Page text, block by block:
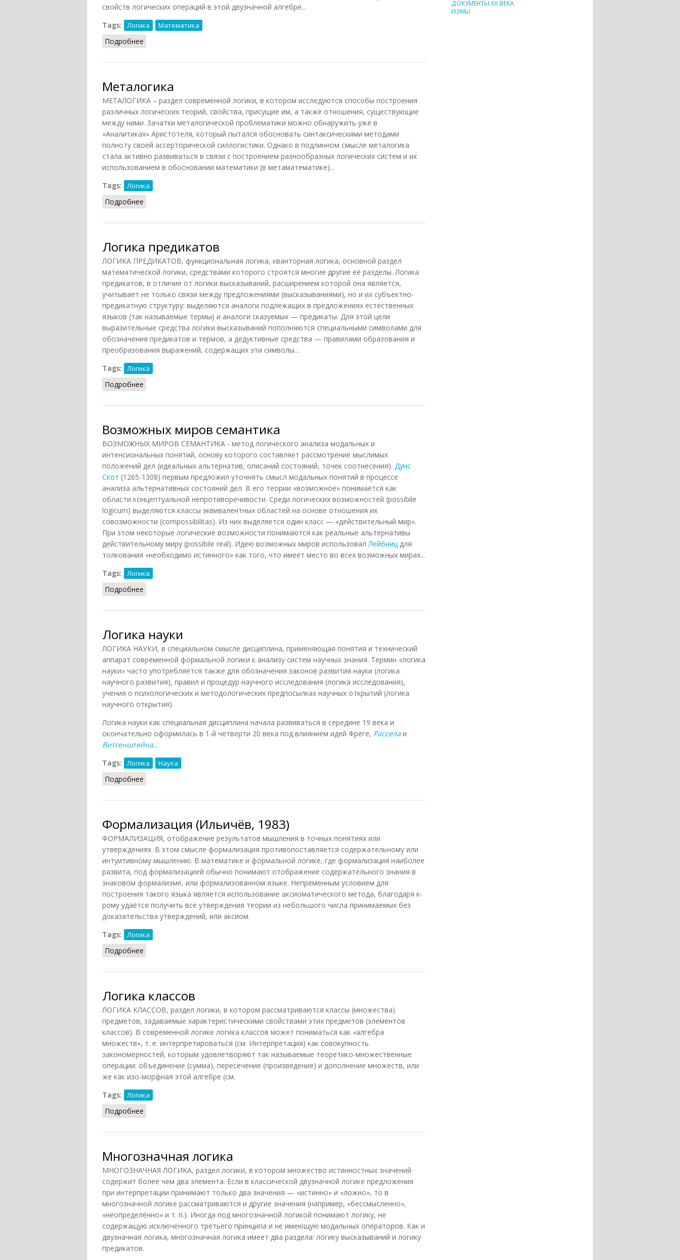
свойств логических операций в этой двузначной алгебре...
Tags:
Логика Математика
Подробнее
Металогика
МЕТАЛОГИКА – раздел современной логики, в котором исследуются способы построения
различных логических теорий, свойства, присущие им, а также отношения, существующие
между ними. Зачатки металогической проблематики можно обнаружить уже в
«Аналитиках» Аристотеля, который пытался обосновать синтаксическими методами
полноту своей ассерторической силлогистики. Однако в подлинном смысле металогика
стала активно развиваться в связи с построением разнообразных логических систем и их
использованием в обосновании математики (в метаматематике)...
Tags:
Логика
Подробнее
Логика предикатов
ЛОГИКА ПРЕДИКАТОВ, функциональная логика, кванторная логика, основной раздел
математической логики, средствами которого строятся многие другие её разделы. Логика
предикатов, в отличие от логики высказываний, расширением которой она является,
учитывает не только связи между предложениями (высказываниями), но и их субъектно-
предикатную структуру: выделяются аналоги подлежащих в предложениях естественных
языков (так называемые термы) и аналоги сказуемых — предикаты. Для этой цели
выразительные средства логики высказываний пополняются специальными символами для
обозначения предикатов и термов, а дедуктивные средства — правилами образования и
преобразования выражений, содержащих эти символы...
Tags:
Логика
Подробнее
Возможных миров семантика
ВОЗМОЖНЫХ МИРОВ СЕМАНТИКА - метод логического анализа модальных и
интенсиональных понятий, основу которого составляет рассмотрение мыслимых
положений дел (идеальных альтернатив, описаний состояний, точек соотнесения). Дунс
Скот (1265-1308) первым предложил уточнять смысл модальных понятий в процессе
анализа альтернативных состояний дел. В его теории «возможное» понимается как
области концептуальной непротиворечивости. Среди логических возможностей (possibile
logicum) выделяются классы эквивалентных областей на основе отношения их
совозможности (compossibilitas). Из них выделяется один класс — «действительный мир».
При этом некоторые логические возможности понимаются как реальные альтернативы
действительному миру (possibile real). Идею возможных миров использовалЛейбниц для
толкования «необходимо истинного» как того, что имеет место во всех возможных мирах...
Tags:
Логика
Подробнее
Логика науки
ЛОГИКА НАУКИ, в специальном смысле дисциплина, применяющая понятия и технический
аппарат современной формальной логики к анализу систем научных знания. Термин «логика
науки» часто употребляется также для обозначения законов развития науки (логика
научного развития), правил и процедур научного исследования (логика исследования),
учения о психологических и методологических предпосылках научных открытий (логика
научного открытия).
Логика науки как специальная дисциплина начала развиваться в середине 19 века и
окончательно оформилась в 1-й четверти 20 века под влиянием идей Фреге, Рассела и
Витгенштейна...
Tags:
Логика Наука
Подробнее
Формализация (Ильичёв, 1983)
ФОРМАЛИЗАЦИЯ, отображение результатов мышления в точных понятиях или
утверждениях. В этом смысле формализация противопоставляется содержательному или
интуитивному мышлению. В математике и формальной логике, где формализация наиболее
развита, под формализацией обычно понимают отображение содержательного знания в
знаковом формализме, или формализованном языке. Непременным условием для
построения такого языка является использование аксиоматического метода, благодаря к-
рому удаётся получить все утверждения теории из небольшого числа принимаемых без
доказательства утверждений, или аксиом.
Tags:
Логика
Подробнее
Логика классов
ЛОГИКА КЛАССОВ, раздел логики, в котором рассматриваются классы (множества)
предметов, задаваемые характеристическими свойствами этих предметов (элементов
классов). В современной логике логика классов может пониматься как «алгебра
множеств», т. е. интерпретироваться (см. Интерпретация) как совокупность
закономерностей, которым удовлетворяют так называемые теоретико-множественные
операции: объединение (сумма), пересечение (произведение) и дополнение множеств, или
же как изо-морфная этой алгебре (см.
Tags:
Логика
Подробнее
Многозначная логика
МНОГОЗНАЧНАЯ ЛОГИКА, раздел логики, в котором множество истинностных значений
содержит более чем два элемента. Если в классической двузначной логике предложения
при интерпретации принимают только два значения — «истинно» и «ложно», то в
многозначной логике рассматриваются и другие значения (например, «бессмысленно»,
«неопределённо» и т. п.). Иногда под многозначной логикой понимают логику, не
содержащую исключённого третьего принципа и не имеющую модальных операторов. Как и
двузначная логика, многозначная логика имеет два раздела: логику высказываний и логику
предикатов.
ДОКУМЕНТЫ XX ВЕКА
ИЗМЫ